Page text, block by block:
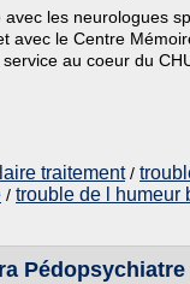
les neurologues
avec le Centre
au coeur du
traitement/
/ trouble de l humeur
Pédopsychiatre